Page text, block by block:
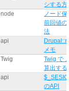
シする方
node
ノード
前回値
法
api
メモ
Twig
Twig で
算出する
api
のAPI